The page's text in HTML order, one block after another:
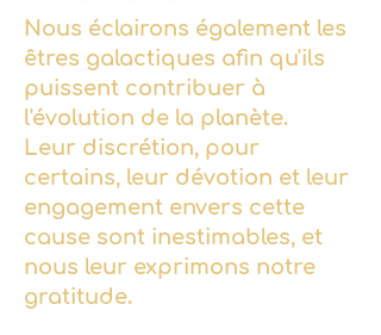
Nous éclairons également les
êtres galactiques afin qu'ils
puissent contribuer à
l'évolution de la planète.
Leur discrétion, pour
certains, leur dévotion et leur
engagement envers cette
cause sont inestimables, et
nous leur exprimons notre
gratitude.